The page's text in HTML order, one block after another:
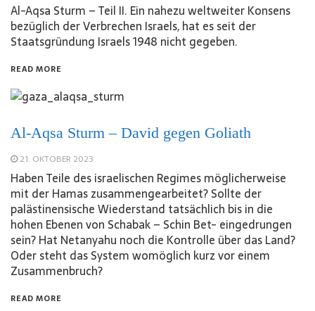
Al-Aqsa Sturm – Teil II. Ein nahezu weltweiter Konsens
bezüglich der Verbrechen Israels, hat es seit der
Staatsgründung Israels 1948 nicht gegeben.
READ MORE
Al-Aqsa Sturm – David gegen Goliath
21. OKTOBER 2023
Haben Teile des israelischen Regimes möglicherweise
mit der Hamas zusammengearbeitet? Sollte der
palästinensische Wiederstand tatsächlich bis in die
hohen Ebenen von Schabak – Schin Bet- eingedrungen
sein? Hat Netanyahu noch die Kontrolle über das Land?
Oder steht das System womöglich kurz vor einem
Zusammenbruch?
READ MORE